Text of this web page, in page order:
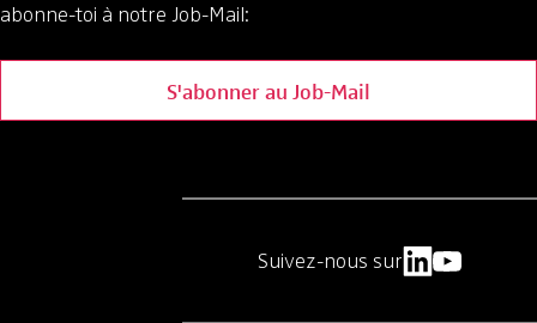
abonne-toi à notre Job-Mail:
S'abonner au Job-Mail
Suivez-nous sur